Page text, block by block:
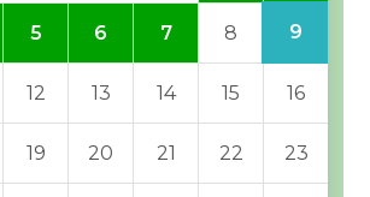
5 6 7 8 9
12 13 14 15 16
19 20 21 22 23